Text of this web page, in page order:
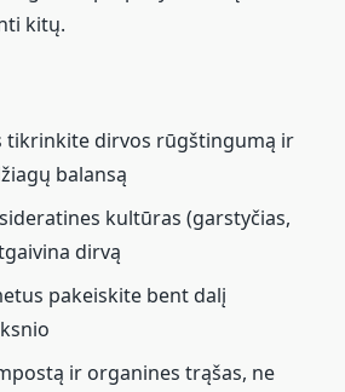
kitų.
tikrinkite dirvos rūgštingumą ir
balansą
kultūras (garstyčias,
dirvą
pakeiskite bent dalį
ir organines trąšas, ne